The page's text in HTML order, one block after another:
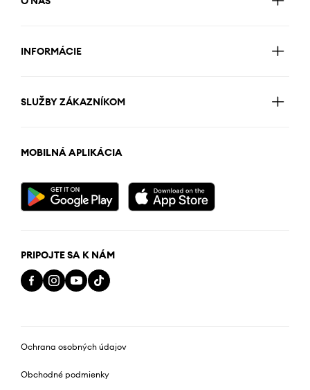
INFORMÁCIE
SLUŽBY ZÁKAZNÍKOM
MOBILNÁ APLIKÁCIA
PRIPOJTE SA K NÁM
Ochrana osobných údajov
Obchodné podmienky